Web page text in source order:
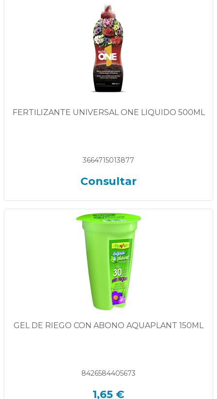
FERTILIZANTE UNIVERSAL ONE LIQUIDO 500ML
3664715013877
Consultar
GEL DE RIEGO CON ABONO AQUAPLANT 150ML
8426584405673
1,65 €